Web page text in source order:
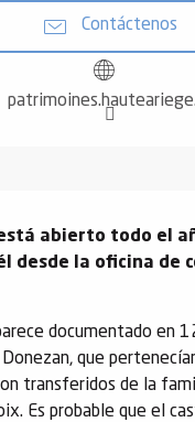
Contáctenos
abierto todo el
desde la oficina de
documentado en
que
transferidos de la
Es probable que el